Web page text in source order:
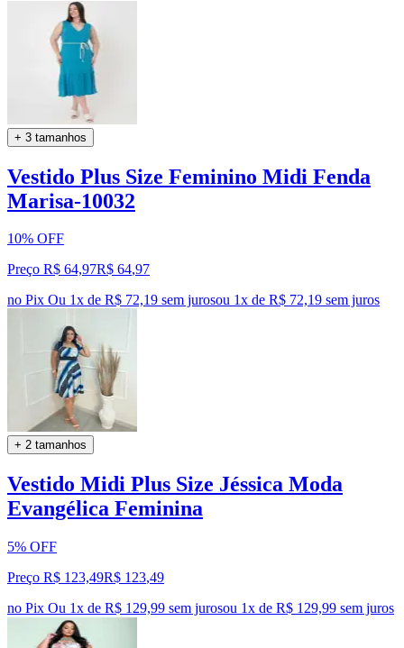
+ 3 tamanhos
Vestido Plus Size Feminino Midi Fenda
Marisa-10032
10% OFF
Preço R$ 64,97R$ 64,97
no Pix Ou 1x de R$ 72,19 sem jurosou 1x de R$ 72,19 sem juros
+ 2 tamanhos
Vestido Midi Plus Size Jéssica Moda
Evangélica Feminina
5% OFF
Preço R$ 123,49R$ 123,49
no Pix Ou 1x de R$ 129,99 sem jurosou 1x de R$ 129,99 sem juros